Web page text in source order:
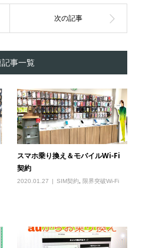
事一覧
スマホ乗り換え＆モバイルWi-Fi
契約
2020.01.27 SIM契約 限界突破Wi-Fi